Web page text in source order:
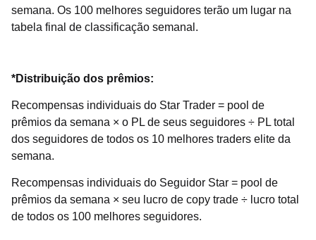
semana. Os 100 melhores seguidores terão um lugar na
tabela final de classificação semanal.
*Distribuição dos prêmios:
Recompensas individuais do Star Trader = pool de
prêmios da semana × o PL de seus seguidores ÷ PL total
dos seguidores de todos os 10 melhores traders elite da
semana.
Recompensas individuais do Seguidor Star = pool de
prêmios da semana × seu lucro de copy trade ÷ lucro total
de todos os 100 melhores seguidores.